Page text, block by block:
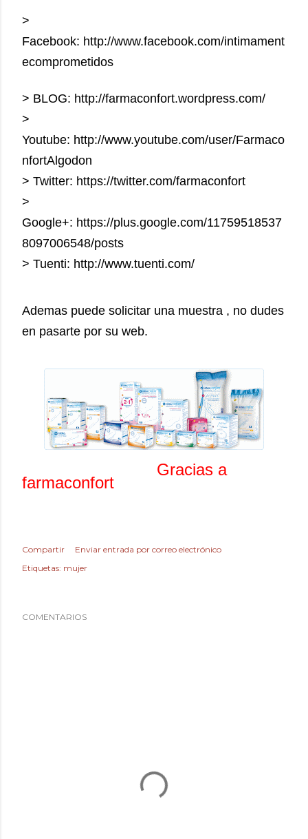
>
Facebook: http://www.facebook.com/intimament
ecomprometidos
> BLOG: http://farmaconfort.wordpress.com/
>
Youtube: http://www.youtube.com/user/Farmaco
nfortAlgodon
> Twitter: https://twitter.com/farmaconfort
>
Google+: https://plus.google.com/11759518537
8097006548/posts
> Tuenti: http://www.tuenti.com/
Ademas puede solicitar una muestra , no dudes
en pasarte por su web.
Gracias a
farmaconfort
Compartir
Enviar entrada por correo electrónico
Etiquetas: mujer
COMENTARIOS